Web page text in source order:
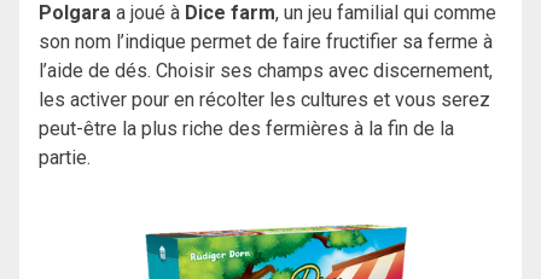
Polgara a joué à Dice farm, un jeu familial qui comme
son nom l’indique permet de faire fructifier sa ferme à
l’aide de dés. Choisir ses champs avec discernement,
les activer pour en récolter les cultures et vous serez
peut-être la plus riche des fermières à la fin de la
partie.